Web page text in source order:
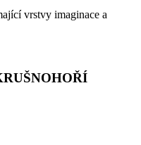
vrstvy imaginace a